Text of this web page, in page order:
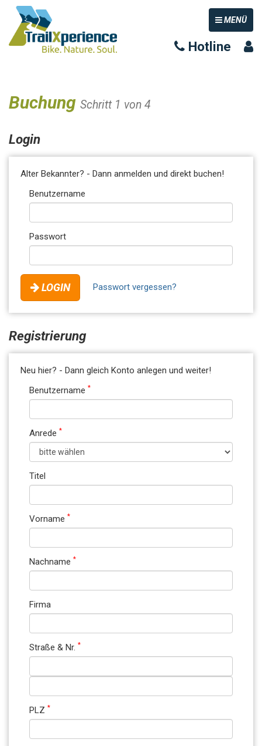
TOGGLE
MENÜ
Hotline
Buchung Schritt 1 von 4
Login
Alter Bekannter? - Dann anmelden und direkt buchen!
Benutzername
Passwort
LOGIN Passwort vergessen?
Registrierung
Neu hier? - Dann gleich Konto anlegen und weiter!
Benutzername *
Anrede *
Titel
Vorname *
Nachname *
Firma
Straße & Nr. *
PLZ *